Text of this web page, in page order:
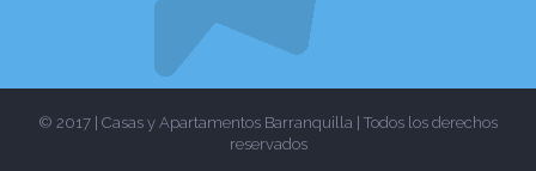
© 2017 | Casas y Apartamentos Barranquilla | Todos los derechos
reservados